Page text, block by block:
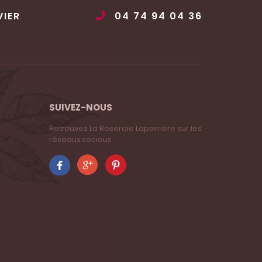
04 74 94 04 36
SUIVEZ-NOUS
Retrouvez La Roseraie Laperrière sur les
réseaux sociaux